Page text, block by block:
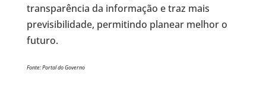
transparência da informação e traz mais
previsibilidade, permitindo planear melhor o
futuro.
Fonte: Portal do Governo